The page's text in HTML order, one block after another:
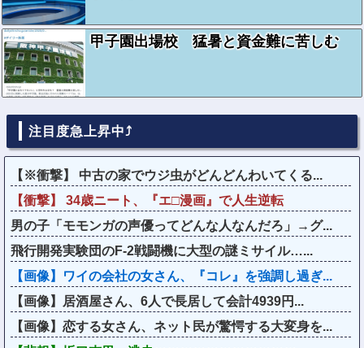
甲子園出場校 猛暑と資金難に苦しむ
注目度急上昇中⤴
【※衝撃】 中古の家でウジ虫がどんどんわいてくる...
【衝撃】 34歳ニート、『エ□漫画』で人生逆転
男の子「モモンガの声優ってどんな人なんだろ」→グ...
飛行開発実験団のF-2戦闘機に大型の謎ミサイル…...
【画像】ワイの会社の女さん、『コレ』を強調し過ぎ...
【画像】居酒屋さん、6人で長居して会計4939円...
【画像】恋する女さん、ネット民が驚愕する大変身を...